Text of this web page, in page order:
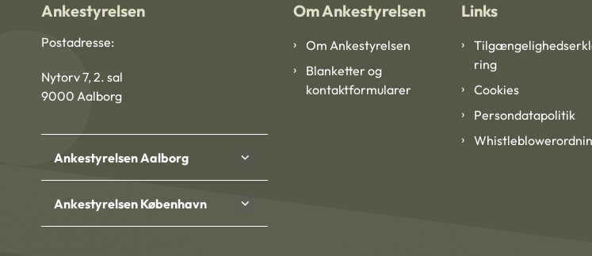
Ankestyrelsen
Postadresse:
Nytorv 7, 2. sal
9000 Aalborg
Ankestyrelsen Aalborg
Ankestyrelsen København
Om Ankestyrelsen
Om Ankestyrelsen
Blanketter og
kontaktformularer
Links
ring
Cookies
Persondatapolitik